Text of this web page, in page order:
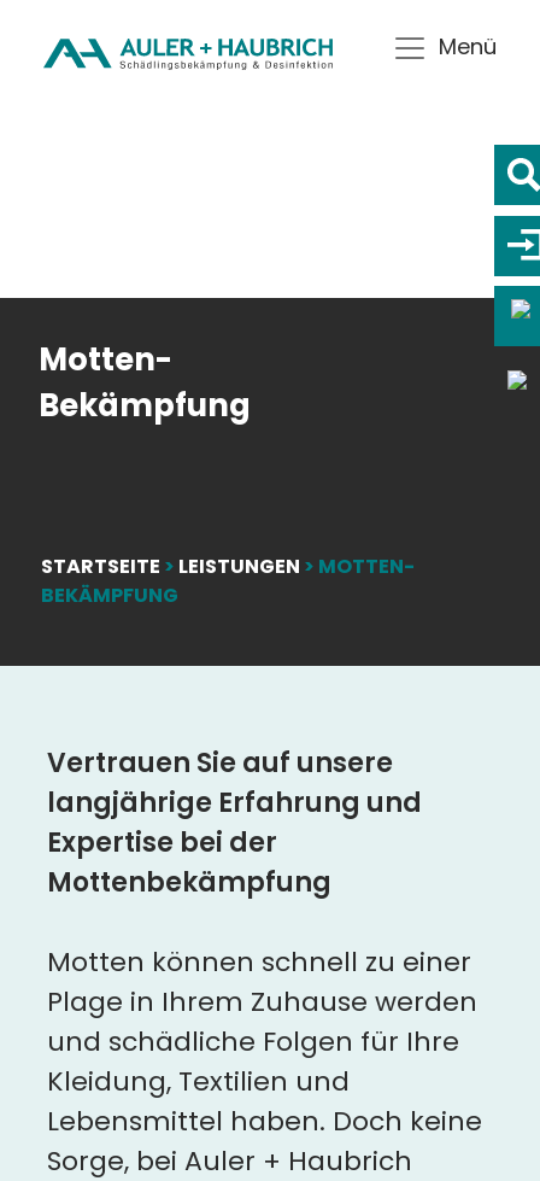
Menü
STARTSEITE > LEISTUNGEN > MOTTEN-
BEKÄMPFUNG
Motten-
Bekämpfung
Vertrauen Sie auf unsere
langjährige Erfahrung und
Expertise bei der
Mottenbekämpfung
Motten können schnell zu einer
Plage in Ihrem Zuhause werden
und schädliche Folgen für Ihre
Kleidung, Textilien und
Lebensmittel haben. Doch keine
Sorge, bei Auler + Haubrich